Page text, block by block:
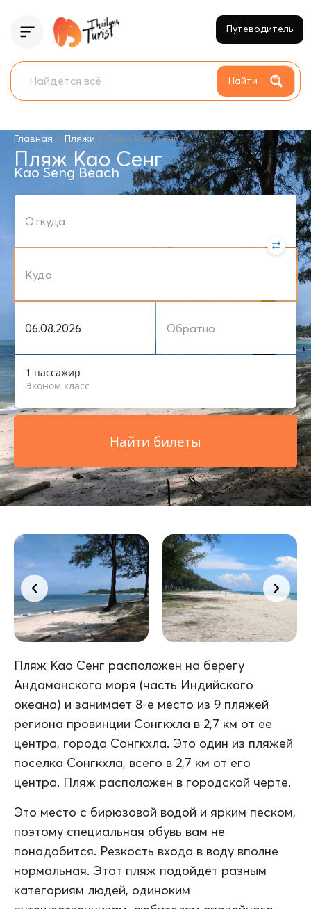
Найти
Путеводитель
Главная > Пляжи > Пляж Као Сенг
Пляж Као Сенг
Kao Seng Beach
1 пассажир
Эконом класс
Найти билеты
Пляж Као Сенг расположен на берегу
Андаманского моря (часть Индийского
океана) и занимает 8-е место из 9 пляжей
региона провинции Сонгкхла в 2,7 км от ее
центра, города Сонгкхла. Это один из пляжей
поселка Сонгкхла, всего в 2,7 км от его
центра. Пляж расположен в городской черте.
Это место с бирюзовой водой и ярким песком,
поэтому специальная обувь вам не
понадобится. Резкость входа в воду вполне
нормальная. Этот пляж подойдет разным
категориям людей, одиноким